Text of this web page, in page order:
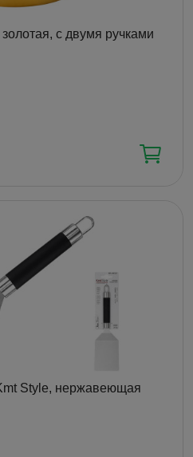
с двумя ручками
Style, нержавеющая